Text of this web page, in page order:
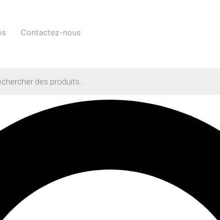
Contactez-nous